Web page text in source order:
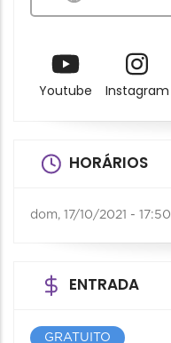
Youtube Instagram
HORÁRIOS
dom, 17/10/2021 - 17:50
ENTRADA
GRATUITO